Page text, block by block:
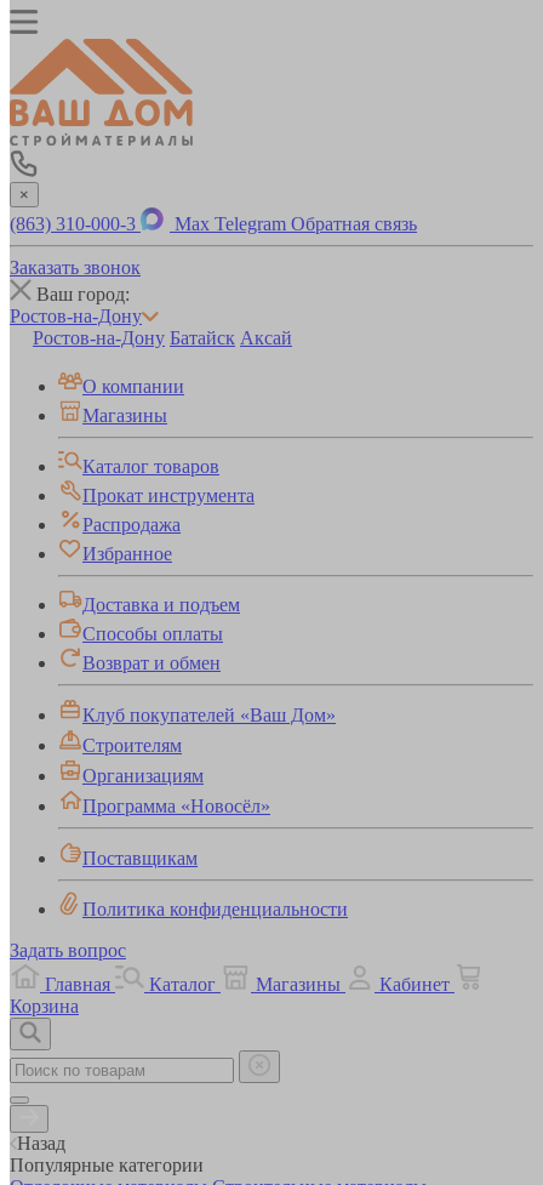
×
(863) 310-000-3 Max Telegram Обратная связь
Заказать звонок
Ваш город:
Ростов-на-Дону
Ростов-на-Дону Батайск Аксай
О компании
Магазины
Каталог товаров
Прокат инструмента
Распродажа
Избранное
Доставка и подъем
Способы оплаты
Возврат и обмен
Клуб покупателей «Ваш Дом»
Строителям
Организациям
Программа «Новосёл»
Поставщикам
Политика конфиденциальности
Задать вопрос
Главная
Каталог Магазины
Кабинет
Корзина
Назад
Популярные категории